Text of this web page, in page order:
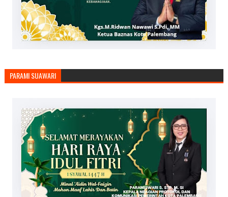
PARAMI SUAWARI